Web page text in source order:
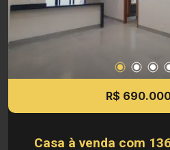
privilegiada: * Situado na Reserva Macaúba, área
tranquila e residencial *
Alexandre Balbo * Fácil
restaurantes, escolas e
Investimento de Venda: R$
de alterar qualquer
imóveis, sem aviso prévio.
R$
Casa à venda com